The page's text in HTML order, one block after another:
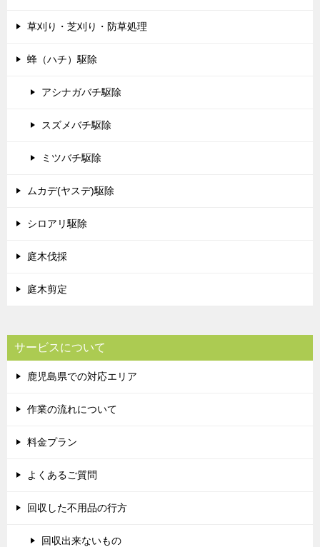
草刈り・芝刈り・防草処理
蜂（ハチ）駆除
アシナガバチ駆除
スズメバチ駆除
ミツバチ駆除
ムカデ(ヤスデ)駆除
シロアリ駆除
庭木伐採
庭木剪定
サービスについて
鹿児島県での対応エリア
作業の流れについて
料金プラン
よくあるご質問
回収した不用品の行方
回収出来ないもの